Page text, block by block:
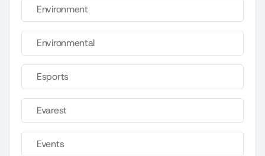
Environment
Environmental
Esports
Evarest
Events